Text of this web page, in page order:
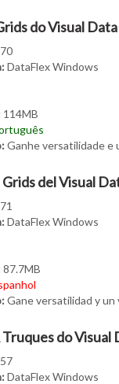
do Visual
DataFlex Windows
114MB
Ganhe versatilidade e
del Visual
DataFlex Windows
87.7MB
Gane versatilidad y
Truques do Visual
DataFlex Windows